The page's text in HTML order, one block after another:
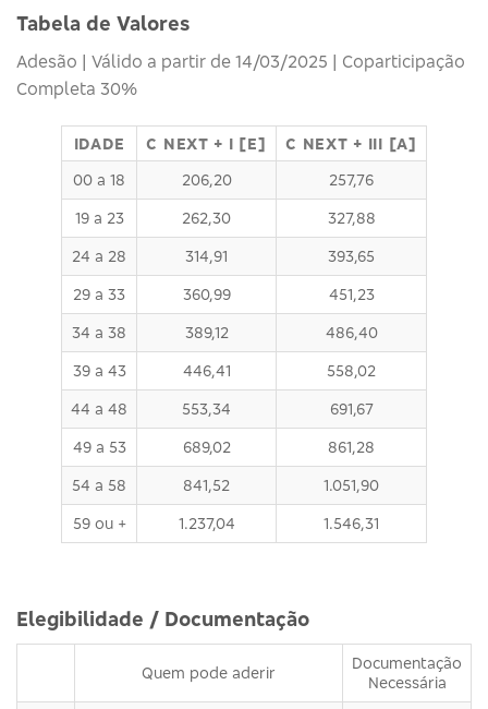
Tabela de Valores
Adesão | Válido a partir de 14/03/2025 | Coparticipação
Completa 30%
IDADE C NEXT + I [E]
C NEXT + III [A]
00 a 18
206,20 257,76
19 a 23 262,30 327,88
24 a 28 314,91 393,65
29 a 33 360,99 451,23
34 a 38 389,12 486,40
39 a 43 446,41 558,02
44 a 48 553,34 691,67
49 a 53 689,02 861,28
54 a 58 841,52 1.051,90
59 ou + 1.237,04 1.546,31
Elegibilidade / Documentação
Quem pode aderir
Documentação
Necessária